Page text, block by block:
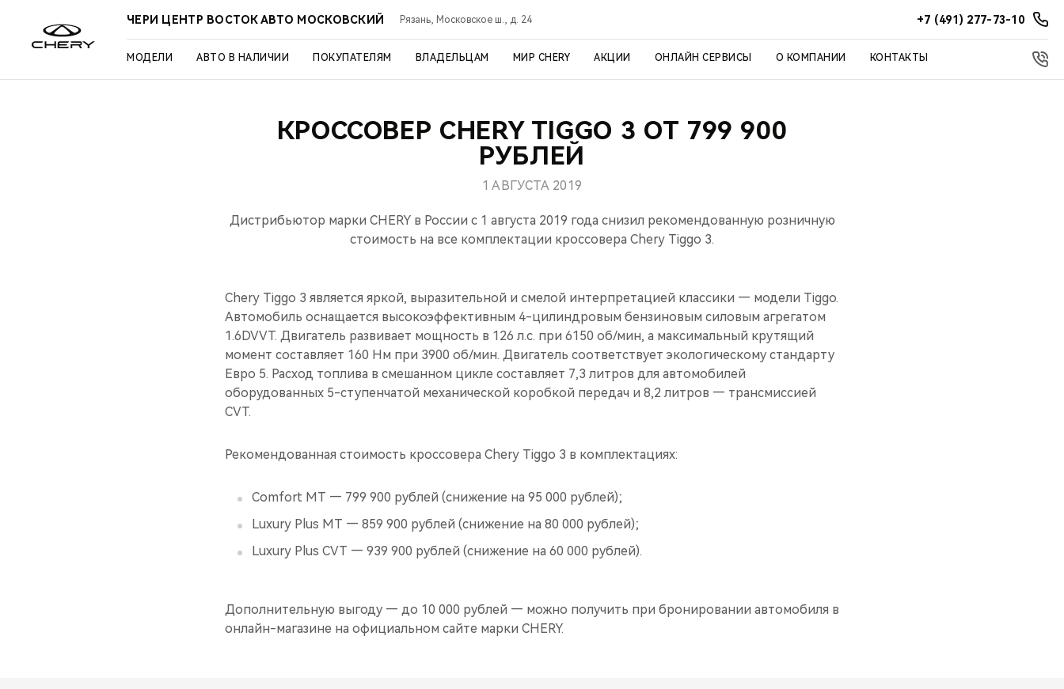
ЧЕРИ ЦЕНТР ВОСТОК АВТО МОСКОВСКИЙ Рязань, Московское ш., д. 24 +7 (491) 277-73-10
МОДЕЛИ АВТО В НАЛИЧИИ ПОКУПАТЕЛЯМ ВЛАДЕЛЬЦАМ МИР CHERY АКЦИИ ОНЛАЙН СЕРВИСЫ О КОМПАНИИ КОНТАКТЫ
КРОССОВЕР CHERY TIGGO 3 ОТ 799 900
РУБЛЕЙ
1 АВГУСТА 2019
Дистрибьютор марки CHERY в России c 1 августа 2019 года снизил рекомендованную розничную
стоимость на все комплектации кроссовера Chery Tiggo 3.
Chery Tiggo 3 является яркой, выразительной и смелой интерпретацией классики — модели Tiggo.
Автомобиль оснащается высокоэффективным 4-цилиндровым бензиновым силовым агрегатом
1.6DVVT. Двигатель развивает мощность в 126 л.с. при 6150 об/мин, а максимальный крутящий
момент составляет 160 Нм при 3900 об/мин. Двигатель соответствует экологическому стандарту
Евро 5. Расход топлива в смешанном цикле составляет 7,3 литров для автомобилей
оборудованных 5-ступенчатой механической коробкой передач и 8,2 литров — трансмиссией
CVT.
Рекомендованная стоимость кроссовера Chery Tiggo 3 в комплектациях:
Comfort MT — 799 900 рублей (снижение на 95 000 рублей);
Luxury Plus MT — 859 900 рублей (снижение на 80 000 рублей);
Luxury Plus CVT — 939 900 рублей (снижение на 60 000 рублей).
Дополнительную выгоду — до 10 000 рублей — можно получить при бронировании автомобиля в
онлайн-магазине на официальном сайте марки CHERY.